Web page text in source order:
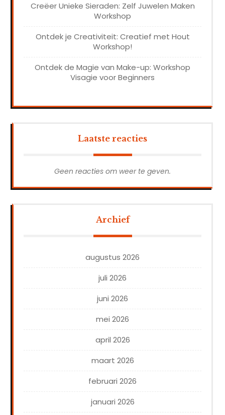
Creëer Unieke Sieraden: Zelf Juwelen Maken
Workshop
Ontdek je Creativiteit: Creatief met Hout
Workshop!
Ontdek de Magie van Make-up: Workshop
Visagie voor Beginners
Laatste reacties
Geen reacties om weer te geven.
Archief
augustus 2026
juli 2026
juni 2026
mei 2026
april 2026
maart 2026
februari 2026
januari 2026